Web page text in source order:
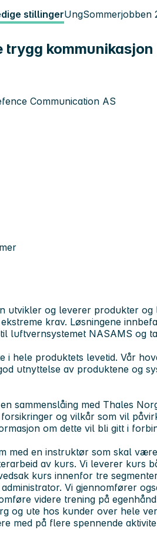
stillingerUngSommerjobben
Communication AS
utvikler og leverer produkter og
krav. Løsningene
luftvernsystemet NASAMS og
i hele produktets levetid. Vår
utnyttelse av produktene og
sammenslåing med Thales
og vilkår som vil
om dette vil bli gitt i
med en instruktør som skal
av kurs. Vi leverer kurs
kurs innenfor tre
Vi gjennomfører
videre trening på
og ute hos kunder over hele
med på flere spennende